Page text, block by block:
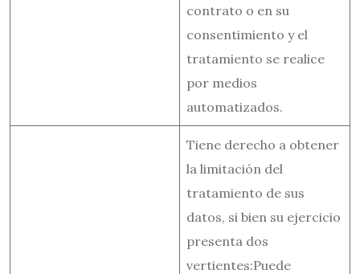
contrato o en su
consentimiento y el
tratamiento se realice
por medios
automatizados.
Tiene derecho a obtener
la limitación del
tratamiento de sus
datos, si bien su ejercicio
presenta dos
vertientes:Puede